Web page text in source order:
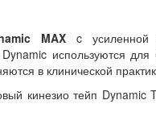
MAXc усиленной
используются
в клинической
кинезио тейп Dynamic